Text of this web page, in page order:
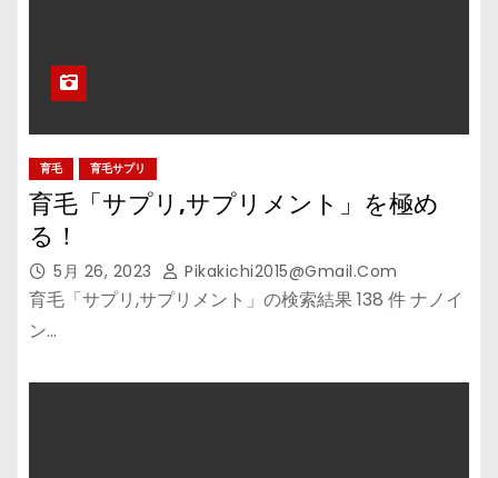
育毛 育毛サプリ
育毛「サプリ,サプリメント」を極め
る！
5月 26, 2023 Pikakichi2015@gmail.com
育毛「サプリ,サプリメント」の検索結果 138 件 ナノイ
ン…